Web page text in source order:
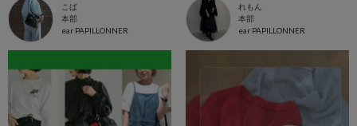
こば
本部
ear PAPILLONNER
れもん
本部
ear PAPILLONNER